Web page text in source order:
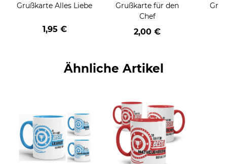
Grußkarte Alles Liebe
1,95 €
Grußkarte für den
Chef
2,00 €
Ähnliche Artikel